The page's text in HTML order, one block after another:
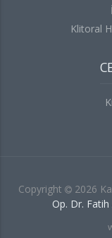
Klitoral
Copyright
2026
Op. Dr. Fatih